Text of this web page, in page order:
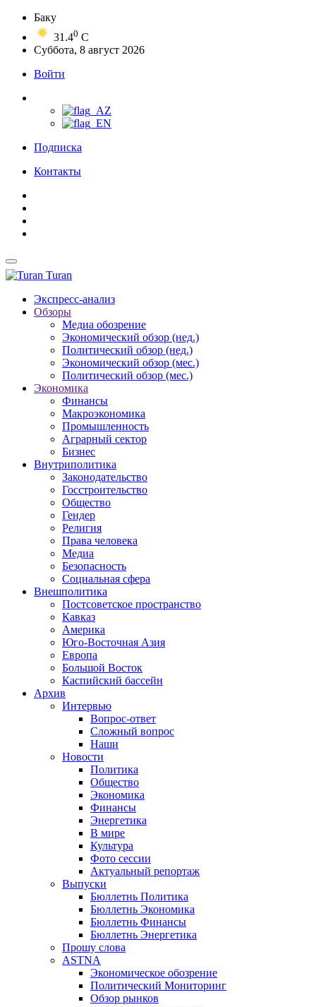
Баку
31.40 C
Суббота, 8 август 2026
Войти
Подписка
Контакты
Turan
Экспресс-анализ
Обзоры
Медиа обозрение
Экономический обзор (нед.)
Политический обзор (нед.)
Экономический обзор (мес.)
Политический обзор (мес.)
Экономика
Финансы
Макроэкономика
Промышленность
Аграрный сектор
Бизнес
Внутриполитика
Законодательство
Госстроительство
Общество
Гендер
Религия
Права человека
Медиа
Безопасность
Социальная сфера
Внешполитика
Постсоветское пространство
Кавказ
Америка
Юго-Восточная Азия
Европа
Большой Восток
Каспийский бассейн
Архив
Интервью
Вопрос-ответ
Сложный вопрос
Наши
Новости
Политика
Общество
Экономика
Финансы
Энергетика
В мире
Культура
Фото сессии
Актуальный репортаж
Выпуски
Бюллетнь Политика
Бюллетнь Экономика
Бюллетнь Финансы
Бюллетнь Энергетика
Прошу слова
ASTNA
Экономическое обозрение
Политический Мониторинг
Обзор рынков